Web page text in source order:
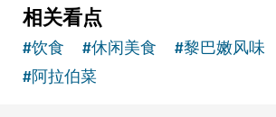
相关看点
#饮食 #休闲美食 #黎巴嫩风味
#阿拉伯菜